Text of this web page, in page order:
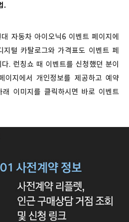
.
자동차 아이오닉6 이벤트 페이지에
털 카탈로그와 가격표도 이벤트 페
. 런칭쇼 때 이벤트를 신청했던 분이
이지에서 개인정보를 제공하고 예약
이미지를 클릭하시면 바로 이벤트